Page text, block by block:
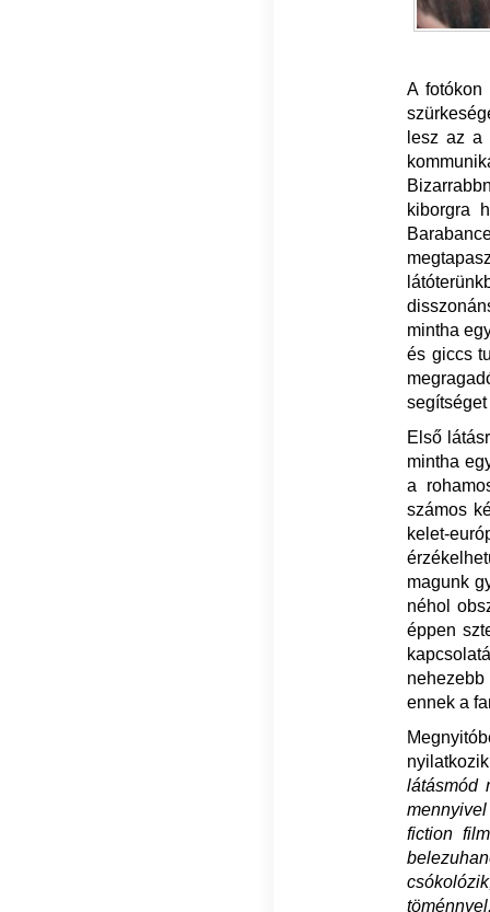
A fotókon
lesz az a
kiborgra
mintha
és giccs
Első
mintha
a
számos
kelet-
magunk
néhol
éppen
ennek a
látásmód
fiction